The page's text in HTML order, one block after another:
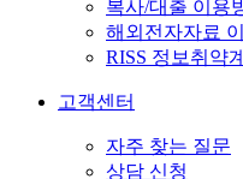
복사/대출 이용
해외전자자료
RISS 정보취약
고객센터
자주 찾는 질문
상담 신청